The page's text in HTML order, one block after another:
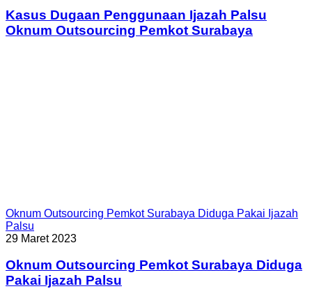
Kasus Dugaan Penggunaan Ijazah Palsu
Oknum Outsourcing Pemkot Surabaya
Oknum Outsourcing Pemkot Surabaya Diduga Pakai Ijazah
Palsu
29 Maret 2023
Oknum Outsourcing Pemkot Surabaya Diduga
Pakai Ijazah Palsu